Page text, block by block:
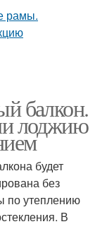
балкон.
лоджию
будет
без
по утеплению
В